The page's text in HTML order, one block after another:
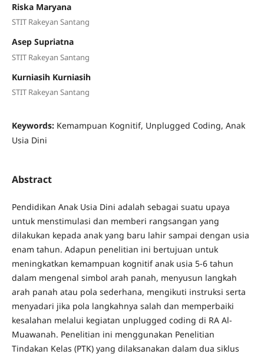
Riska Maryana
STIT Rakeyan Santang
Asep Supriatna
STIT Rakeyan Santang
Kurniasih Kurniasih
STIT Rakeyan Santang
Keywords: Kemampuan Kognitif, Unplugged Coding, Anak
Usia Dini
Abstract
Pendidikan Anak Usia Dini adalah sebagai suatu upaya
untuk menstimulasi dan memberi rangsangan yang
dilakukan kepada anak yang baru lahir sampai dengan usia
enam tahun. Adapun penelitian ini bertujuan untuk
meningkatkan kemampuan kognitif anak usia 5-6 tahun
dalam mengenal simbol arah panah, menyusun langkah
arah panah atau pola sederhana, mengikuti instruksi serta
menyadari jika pola langkahnya salah dan memperbaiki
kesalahan melalui kegiatan unplugged coding di RA Al-
Muawanah. Penelitian ini menggunakan Penelitian
Tindakan Kelas (PTK) yang dilaksanakan dalam dua siklus